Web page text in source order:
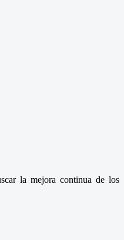
la mejora continua de los